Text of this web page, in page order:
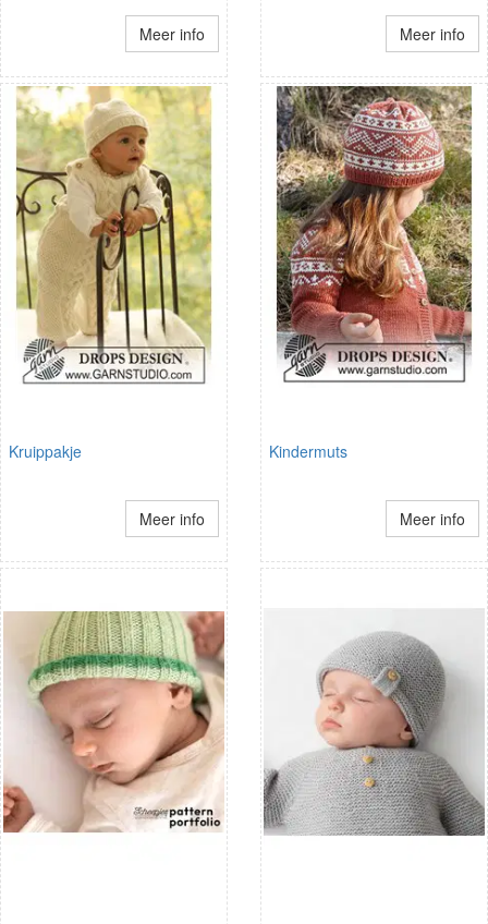
Meer info Meer info
Kruippakje
Meer info
Kindermuts
Meer info